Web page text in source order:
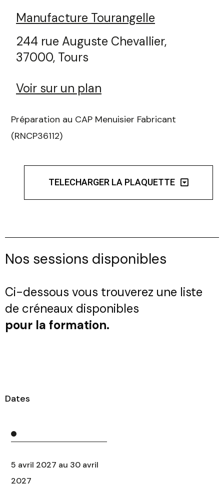
Manufacture Tourangelle
244 rue Auguste Chevallier,
37000, Tours
Voir sur un plan
Préparation au CAP Menuisier Fabricant
(RNCP36112)
TELECHARGER LA PLAQUETTE
Nos sessions disponibles
Ci-dessous vous trouverez une liste
de créneaux disponibles
pour la formation.
Dates
5 avril 2027 au 30 avril
2027